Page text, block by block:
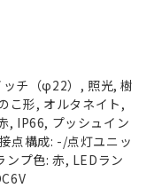
チ（φ22）, 照光, 樹
こ形, オルタネイト,
, IP66, プッシュイン
点構成: -/点灯ユニッ
ンプ色: 赤, LEDラン